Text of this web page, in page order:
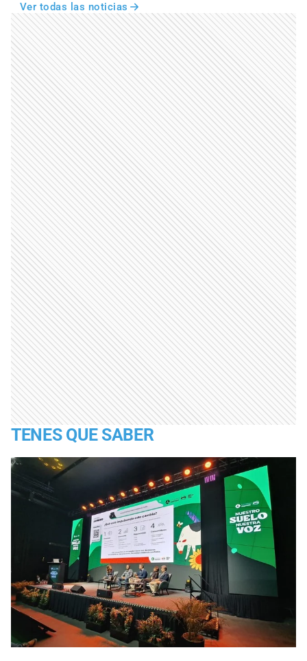
Ver todas las noticias
TENES QUE SABER